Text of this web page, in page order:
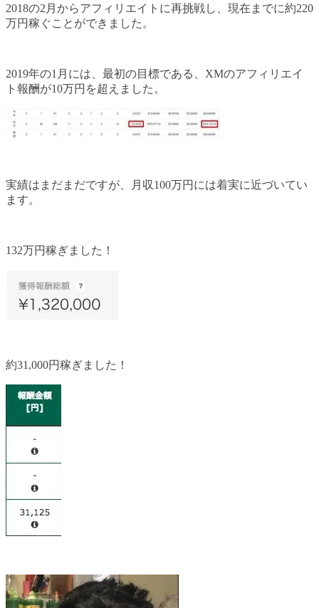
2018の2月からアフィリエイトに再挑戦し、現在までに約220
万円稼ぐことができました。
2019年の1月には、最初の目標である、XMのアフィリエイ
ト報酬が10万円を超えました。
実績はまだまだですが、月収100万円には着実に近づいてい
ます。
132万円稼ぎました！
約31,000円稼ぎました！